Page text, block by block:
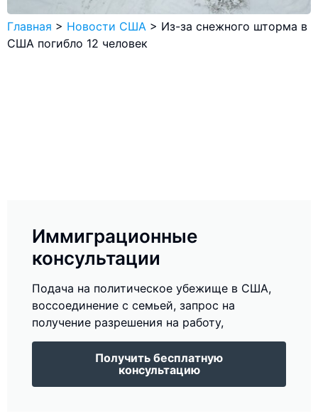
Главная > Новости США > Из-за снежного шторма в
США погибло 12 человек
Иммиграционные
консультации
Подача на политическое убежище в США,
воссоединение с семьей, запрос на
получение разрешения на работу,
Получить бесплатную
консультацию